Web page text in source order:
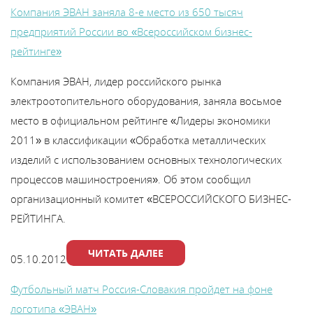
Компания ЭВАН заняла 8-е место из 650 тысяч
предприятий России во «Всероссийском бизнес-
рейтинге»
Компания ЭВАН, лидер российского рынка
электроотопительного оборудования, заняла восьмое
место в официальном рейтинге «Лидеры экономики
2011» в классификации «Обработка металлических
изделий с использованием основных технологических
процессов машиностроения». Об этом сообщил
организационный комитет «ВСЕРОССИЙСКОГО БИЗНЕС-
РЕЙТИНГА.
05.10.2012 ЧИТАТЬ ДАЛЕЕ
Футбольный матч Россия-Словакия пройдет на фоне
логотипа «ЭВАН»